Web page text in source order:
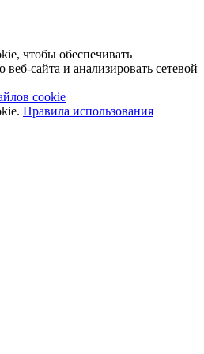
чтобы обеспечивать
сайта и анализировать сетевой
cookie
Правила использования